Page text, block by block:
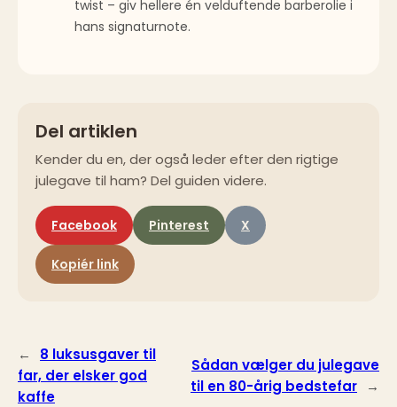
twist – giv hellere én velduftende barber­olie i
hans signaturnote.
Del artiklen
Kender du en, der også leder efter den rigtige
julegave til ham? Del guiden videre.
Facebook Pinterest X
Kopiér link
←
8 luksusgaver til
far, der elsker god
kaffe
Sådan vælger du julegave
til en 80-årig bedstefar
→